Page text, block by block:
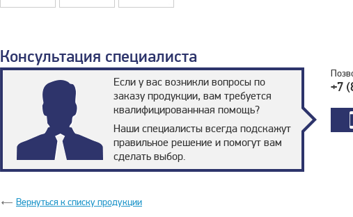
Консультация специалиста
Если у вас возникли вопросы по
заказу продукции, вам требуется
квалифицированнная помощь?
Наши специалисты всегда подскажут
правильное решение и помогут вам
сделать выбор.
+7
Вернуться к списку продукции